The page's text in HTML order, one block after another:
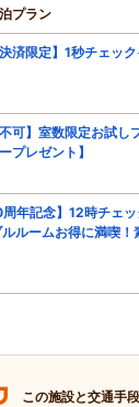
プラン
済限定】1秒チェック
可】室数限定お試し
プレゼント】
周年記念】12時チェッ
ルームお得に満喫！
この施設と交通手